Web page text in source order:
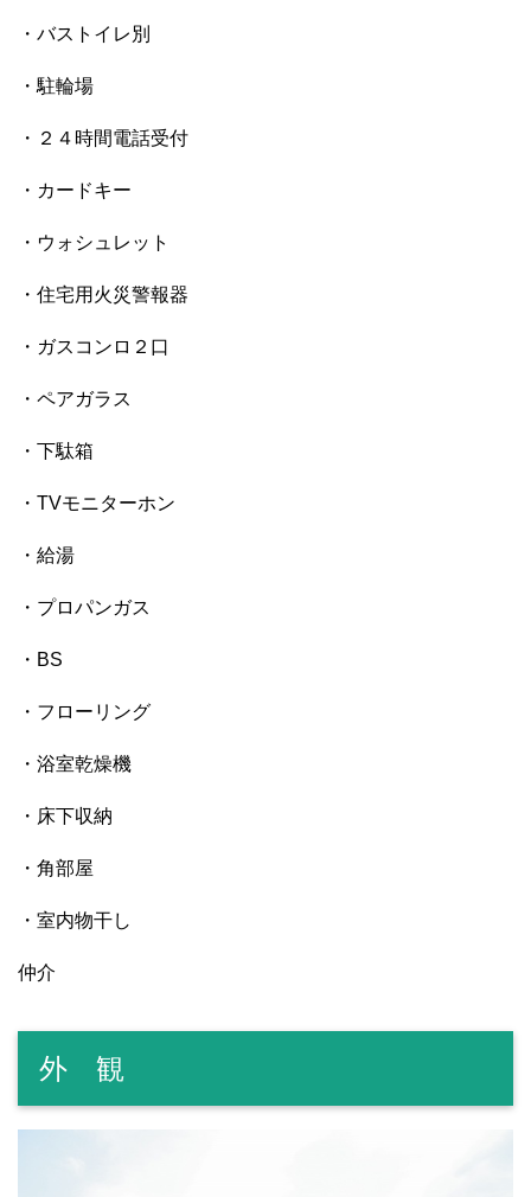
・バストイレ別
・駐輪場
・２４時間電話受付
・カードキー
・ウォシュレット
・住宅用火災警報器
・ガスコンロ２口
・ペアガラス
・下駄箱
・TVモニターホン
・給湯
・プロパンガス
・BS
・フローリング
・浴室乾燥機
・床下収納
・角部屋
・室内物干し
仲介
外 観